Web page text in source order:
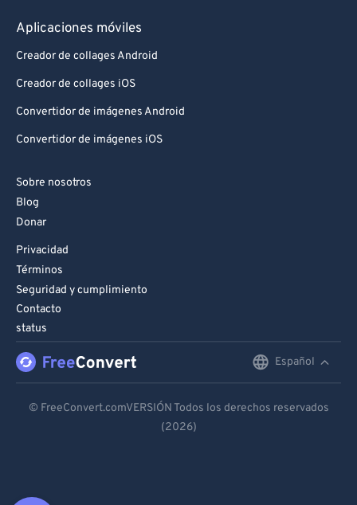
Aplicaciones móviles
Creador de collages Android
Creador de collages iOS
Convertidor de imágenes Android
Convertidor de imágenes iOS
Sobre nosotros
Blog
Donar
Privacidad
Términos
Seguridad y cumplimiento
Contacto
status
Español
Español
© FreeConvert.comVERSIÓN Todos los derechos reservados
(2026)